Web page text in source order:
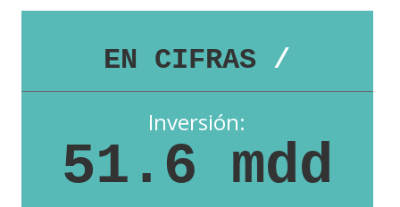
EN CIFRAS /
Inversión:
51.6 mdd